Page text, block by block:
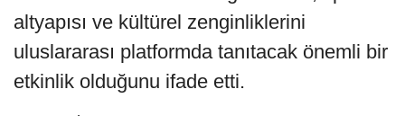
altyapısı ve kültürel zenginliklerini
uluslararası platformda tanıtacak önemli bir
etkinlik olduğunu ifade etti.